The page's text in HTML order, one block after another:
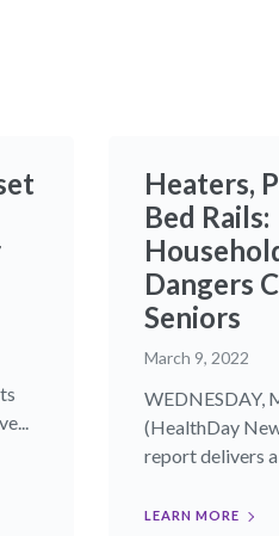
Heaters,
Bed Rails:
Dangers
Seniors
March 9, 2022
WEDNESDAY,
(HealthDay
report delivers
LEARN MORE